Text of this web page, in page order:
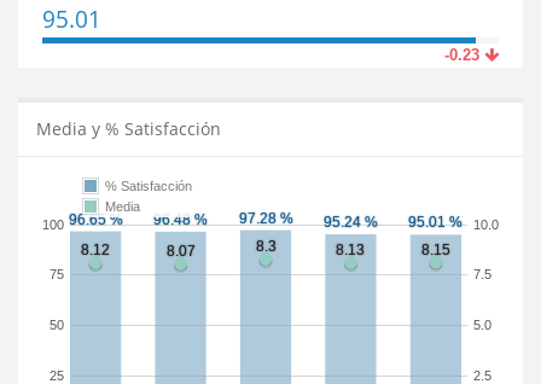
95.01
-0.23
Media y % Satisfacción
25
50
75
100
2.5
5.0
7.5
10.0
% Satisfacción
Media